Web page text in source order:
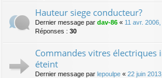
Hauteur siege conducteur?
Dernier message par dav-86 « 11 avr.
Réponses : 30
Commandes vitres
éteint
Dernier message par lepoulpe « 22 juin